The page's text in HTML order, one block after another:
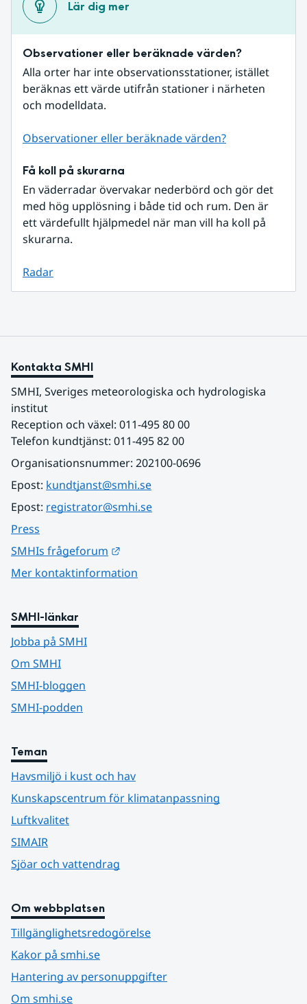
Lär dig mer
Observationer eller beräknade värden?
Alla orter har inte observationsstationer, istället
beräknas ett värde utifrån stationer i närheten
och modelldata.
Observationer eller beräknade värden?
Få koll på skurarna
En väderradar övervakar nederbörd och gör det
med hög upplösning i både tid och rum. Den är
ett värdefullt hjälpmedel när man vill ha koll på
skurarna.
Radar
Kontakta SMHI
SMHI, Sveriges meteorologiska och hydrologiska
institut
Reception och växel: 011-495 80 00
Telefon kundtjänst: 011-495 82 00
Organisationsnummer: 202100-0696
Epost: kundtjanst@smhi.se
Epost: registrator@smhi.se
Press
SMHIs frågeforum
Mer kontaktinformation
SMHI-länkar
Jobba på SMHI
Om SMHI
SMHI-bloggen
SMHI-podden
Teman
Havsmiljö i kust och hav
Kunskapscentrum för klimatanpassning
Luftkvalitet
SIMAIR
Sjöar och vattendrag
Om webbplatsen
Tillgänglighetsredogörelse
Kakor på smhi.se
Hantering av personuppgifter
Om smhi.se